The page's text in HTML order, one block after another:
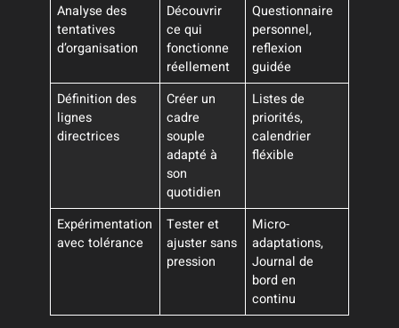
Analyse des
tentatives
d’organisation
Découvrir
ce qui
fonctionne
réellement
Questionnaire
personnel,
reflexion
guidée
Définition des
lignes
directrices
Créer un
cadre
souple
adapté à
son
quotidien
Listes de
priorités,
calendrier
fléxible
Expérimentation
avec tolérance
Tester et
ajuster sans
pression
Micro-
adaptations,
Journal de
bord en
continu